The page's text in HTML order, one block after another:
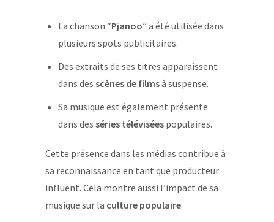
La chanson “Pjanoo” a été utilisée dans
plusieurs spots publicitaires.
Des extraits de ses titres apparaissent
dans des scènes de filmsà suspense.
Sa musique est également présente
dans des séries téléviséespopulaires.
Cette présence dans les médias contribue à
sa reconnaissance en tant que producteur
influent. Cela montre aussi l’impact de sa
musique sur la culture populaire.